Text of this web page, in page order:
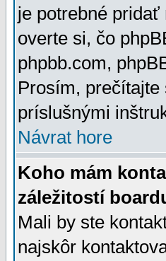
je potrebné
overte si, čo
phpbb.com,
Prosím, prečítajte
príslušnými
Návrat hore
Koho mám
záležitostí
Mali by ste
najskôr